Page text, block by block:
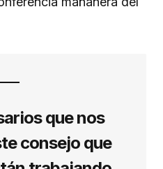
que nos
consejo que